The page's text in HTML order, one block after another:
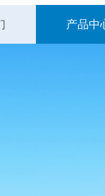
产品中